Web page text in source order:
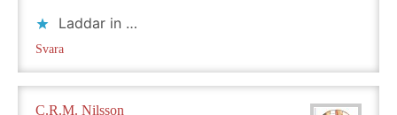
Laddar in …
Svara
C.R.M. Nilsson